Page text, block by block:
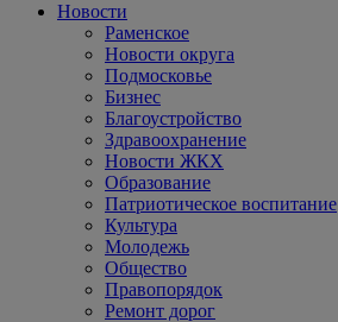
Новости
Раменское
Новости округа
Подмосковье
Бизнес
Благоустройство
Здравоохранение
Новости ЖКХ
Образование
Патриотическое воспитание
Культура
Молодежь
Общество
Правопорядок
Ремонт дорог